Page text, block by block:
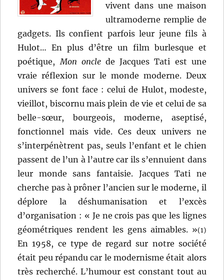
vivent dans une maison
ultramoderne remplie de
gadgets. Ils confient parfois leur jeune fils à
Hulot… En plus d’être un film burlesque et
poétique,Mon onclede Jacques Tati est une
vraie réflexion sur le monde moderne. Deux
univers se font face : celui de Hulot, modeste,
vieillot, biscornu mais plein de vie et celui de sa
belle-sœur, bourgeois, moderne, aseptisé,
fonctionnel mais vide. Ces deux univers ne
s’interpénètrent pas, seuls l’enfant et le chien
passent de l’un à l’autre car ils s’ennuient dans
leur monde sans fantaisie. Jacques Tati ne
cherche pas à prôner l’ancien sur le moderne, il
déplore la déshumanisation et l’excès
d’organisation : « Je ne crois pas que les lignes
géométriques rendent les gens aimables. »(1)
En 1958, ce type de regard sur notre société
était peu répandu car le modernisme était alors
très recherché. L’humour est constant tout au